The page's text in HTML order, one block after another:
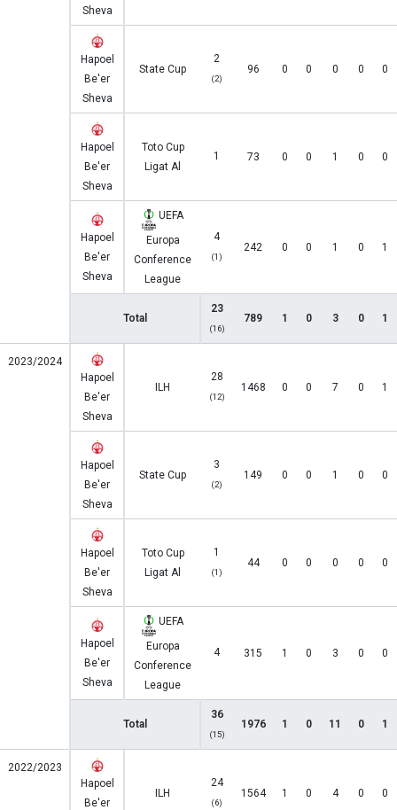
Sheva
Hapoel
Be'er
Sheva
State Cup
2
(2)
96 0 0 0 0 0
Hapoel
Be'er
Sheva
Toto Cup
Ligat Al
1 73 0 0 1 0 0
Hapoel
Be'er
Sheva
UEFA
Europa
Conference
League
4
(1)
242 0 0 1 0 1
Total
23
(16)
789 1 0 3 0 1
2023/2024
Hapoel
Be'er
Sheva
ILH
28
(12)
1468 0 0 7 0 1
Hapoel
Be'er
Sheva
State Cup
3
(2)
149 0 0 1 0 0
Hapoel
Be'er
Sheva
Toto Cup
Ligat Al
1
(1)
44 0 0 0 0 0
Hapoel
Be'er
Sheva
UEFA
Europa
Conference
League
4 315 1 0 3 0 0
Total
36
(15)
1976 1 0 11 0 1
2022/2023
Hapoel
Be'er
ILH
24
(6)
1564 1 0 4 0 0